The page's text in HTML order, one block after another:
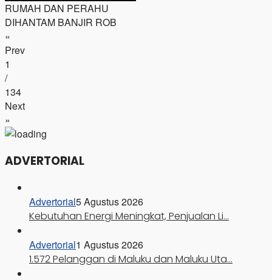
RUMAH DAN PERAHU
DIHANTAM BANJIR ROB
«
Prev
1
/
134
Next
»
ADVERTORIAL
Advertorial5 Agustus 2026
Kebutuhan Energi Meningkat, Penjualan Li…
Advertorial1 Agustus 2026
1.572 Pelanggan di Maluku dan Maluku Uta…